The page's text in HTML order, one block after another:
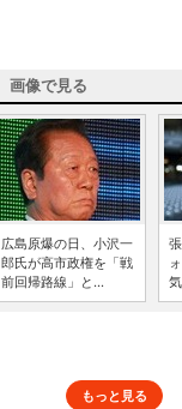
画像で見る
広島原爆の日、小沢一
郎氏が高市政権を「戦
前回帰路線」と...
もっと見る